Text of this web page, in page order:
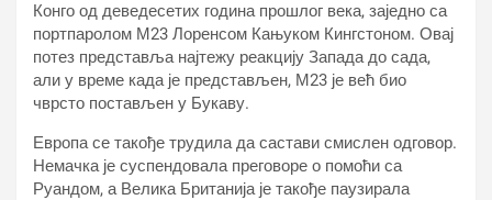
Конго од деведесетих година прошлог века, заједно са
портпаролом М23 Лоренсом Кањуком Кингстоном. Овај
потез представља најтежу реакцију Запада до сада,
али у време када је представљен, М23 је већ био
чврсто постављен у Букаву.
Европа се такође трудила да састави смислен одговор.
Немачка је суспендовала преговоре о помоћи са
Руандом, а Велика Британија је такође паузирала